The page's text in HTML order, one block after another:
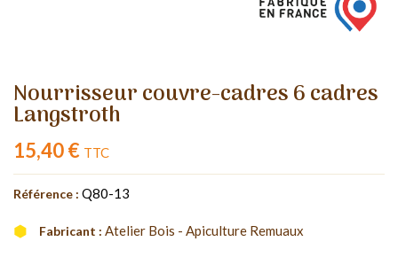
Nourrisseur couvre-cadres 6 cadres
Langstroth
15,40 € TTC
Référence : Q80-13
Fabricant : Atelier Bois - Apiculture Remuaux